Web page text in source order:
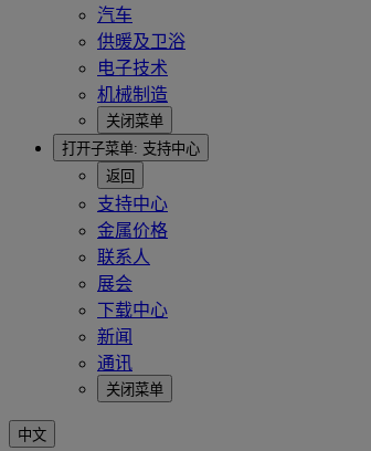
汽车
供暖及卫浴
电子技术
机械制造
关闭菜单
打开子菜单: 支持中心
返回
支持中心
金属价格
联系人
展会
下载中心
新闻
通讯
关闭菜单
中文